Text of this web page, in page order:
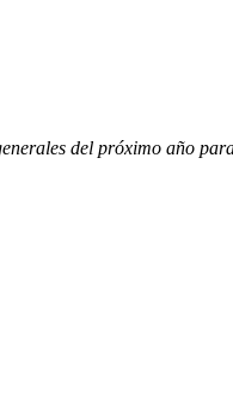
del próximo año